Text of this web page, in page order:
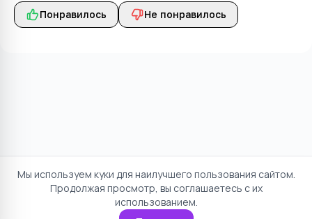
Понравилось Не понравилось
Мы используем куки для наилучшего пользования сайтом.
Продолжая просмотр, вы соглашаетесь с их
использованием.